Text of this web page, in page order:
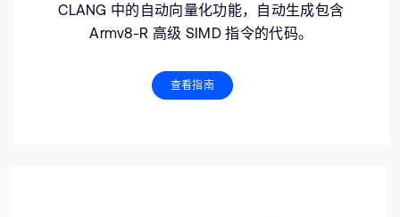
CLANG 中的自动向量化功能，自动生成包含
Armv8-R 高级 SIMD 指令的代码。
查看指南